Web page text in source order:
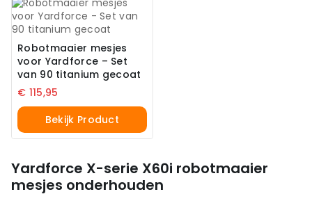
Robotmaaier mesjes
voor Yardforce – Set
van 90 titanium gecoat
€ 115,95
Bekijk Product
Yardforce X-serie X60i robotmaaier
mesjes onderhouden